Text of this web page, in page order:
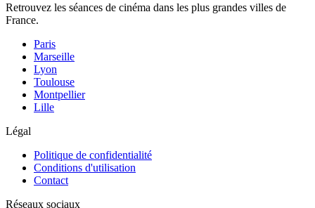
Retrouvez les séances de cinéma dans les plus grandes villes de
France.
Paris
Marseille
Lyon
Toulouse
Montpellier
Lille
Légal
Politique de confidentialité
Conditions d'utilisation
Contact
Réseaux sociaux